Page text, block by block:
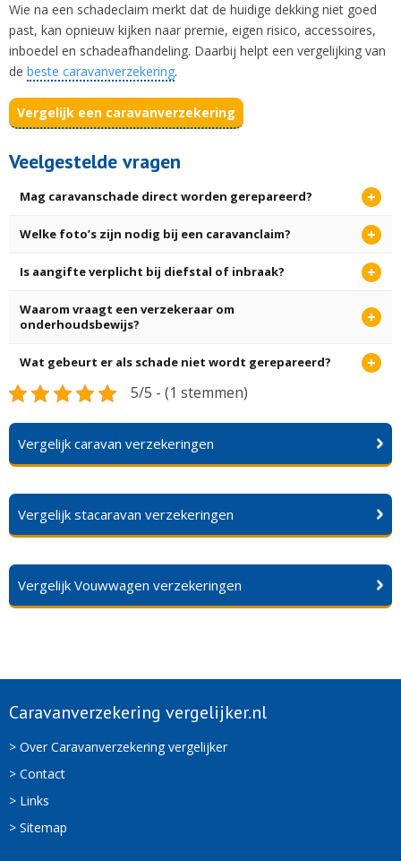
Wie na een schadeclaim merkt dat de huidige dekking niet goed
past, kan opnieuw kijken naar premie, eigen risico, accessoires,
inboedel en schadeafhandeling. Daarbij helpt een vergelijking van
de beste caravanverzekering.
Vergelijk een caravanverzekering
Veelgestelde vragen
Mag caravanschade direct worden gerepareerd?
Welke foto’s zijn nodig bij een caravanclaim?
Is aangifte verplicht bij diefstal of inbraak?
Waarom vraagt een verzekeraar om
onderhoudsbewijs?
Wat gebeurt er als schade niet wordt gerepareerd?
5/5 - (1 stemmen)
Vergelijk caravan verzekeringen
Vergelijk stacaravan verzekeringen
Vergelijk Vouwwagen verzekeringen
Caravanverzekering vergelijker.nl
> Over Caravanverzekering vergelijker
> Contact
> Links
> Sitemap